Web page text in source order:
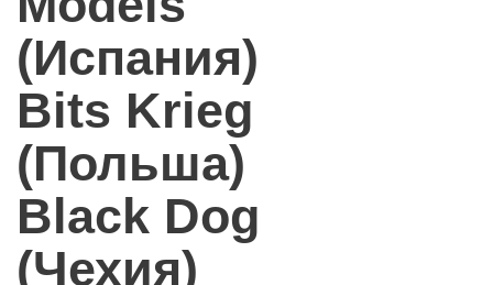
(Испания)
Bits Krieg
(Польша)
Black Dog
(Чехия)